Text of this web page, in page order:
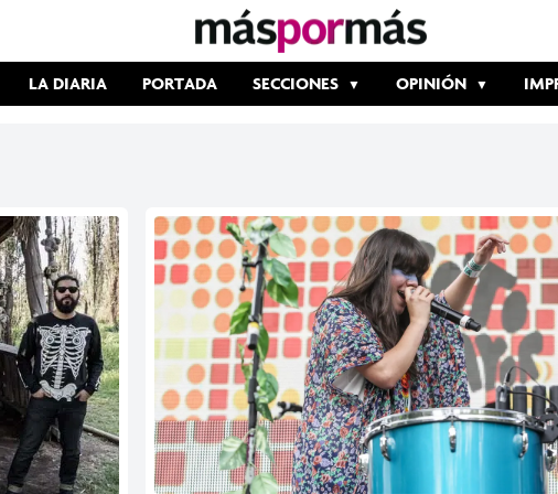
LA DIARIA PORTADA SECCIONES OPINIÓN